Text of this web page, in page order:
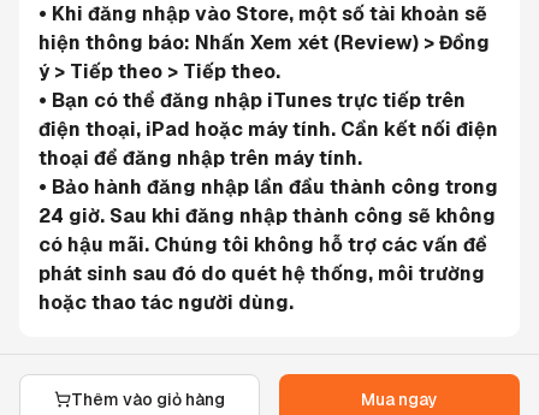
Thêm vào giỏ hàng Mua ngay
• Khi đăng nhập vào Store, một số tài khoản sẽ
hiện thông báo: Nhấn Xem xét (Review) > Đồng
ý > Tiếp theo > Tiếp theo.
• Bạn có thể đăng nhập iTunes trực tiếp trên
điện thoại, iPad hoặc máy tính. Cần kết nối điện
thoại để đăng nhập trên máy tính.
• Bảo hành đăng nhập lần đầu thành công trong
24 giờ. Sau khi đăng nhập thành công sẽ không
có hậu mãi. Chúng tôi không hỗ trợ các vấn đề
phát sinh sau đó do quét hệ thống, môi trường
hoặc thao tác người dùng.